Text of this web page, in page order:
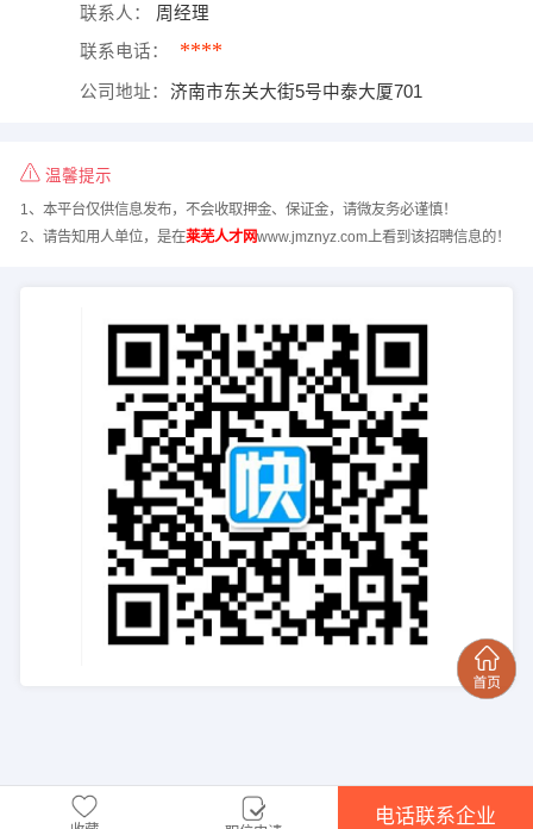
联系人： 周经理
联系电话： ****
公司地址： 济南市东关大街5号中泰大厦701
温馨提示
1、本平台仅供信息发布，不会收取押金、保证金，请微友务必谨慎！
2、请告知用人单位，是在莱芜人才网www.jmznyz.com上看到该招聘信息的！
电话联系企业